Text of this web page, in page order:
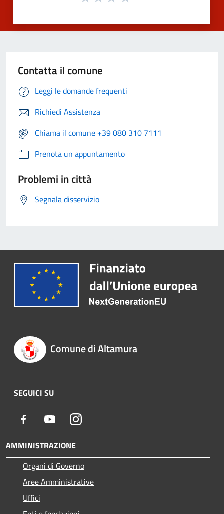
Contatta il comune
Leggi le domande frequenti
Richiedi Assistenza
Chiama il comune +39 080 310 7111
Prenota un appuntamento
Problemi in città
Segnala disservizio
Comune di Altamura
SEGUICI SU
Facebook YoutubeInstagram
AMMINISTRAZIONE
Organi di Governo
Aree Amministrative
Uffici